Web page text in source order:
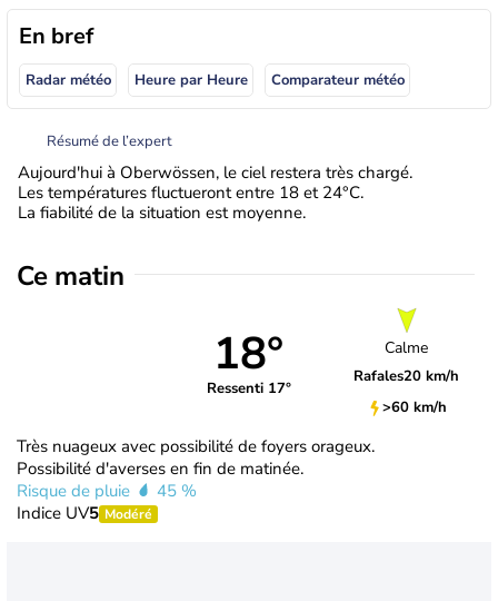
En bref
Radar météo Heure par Heure Comparateur météo
Résumé de l’expert
Aujourd'hui à Oberwössen, le ciel restera très chargé.
Les températures fluctueront entre 18 et 24°C.
La fiabilité de la situation est moyenne.
Ce matin
18°
Ressenti 17°
Calme
Rafales20 km/h
>60 km/h
Très nuageux avec possibilité de foyers orageux.
Possibilité d'averses en fin de matinée.
Risque de pluie
45 %
Indice UV5 Modéré